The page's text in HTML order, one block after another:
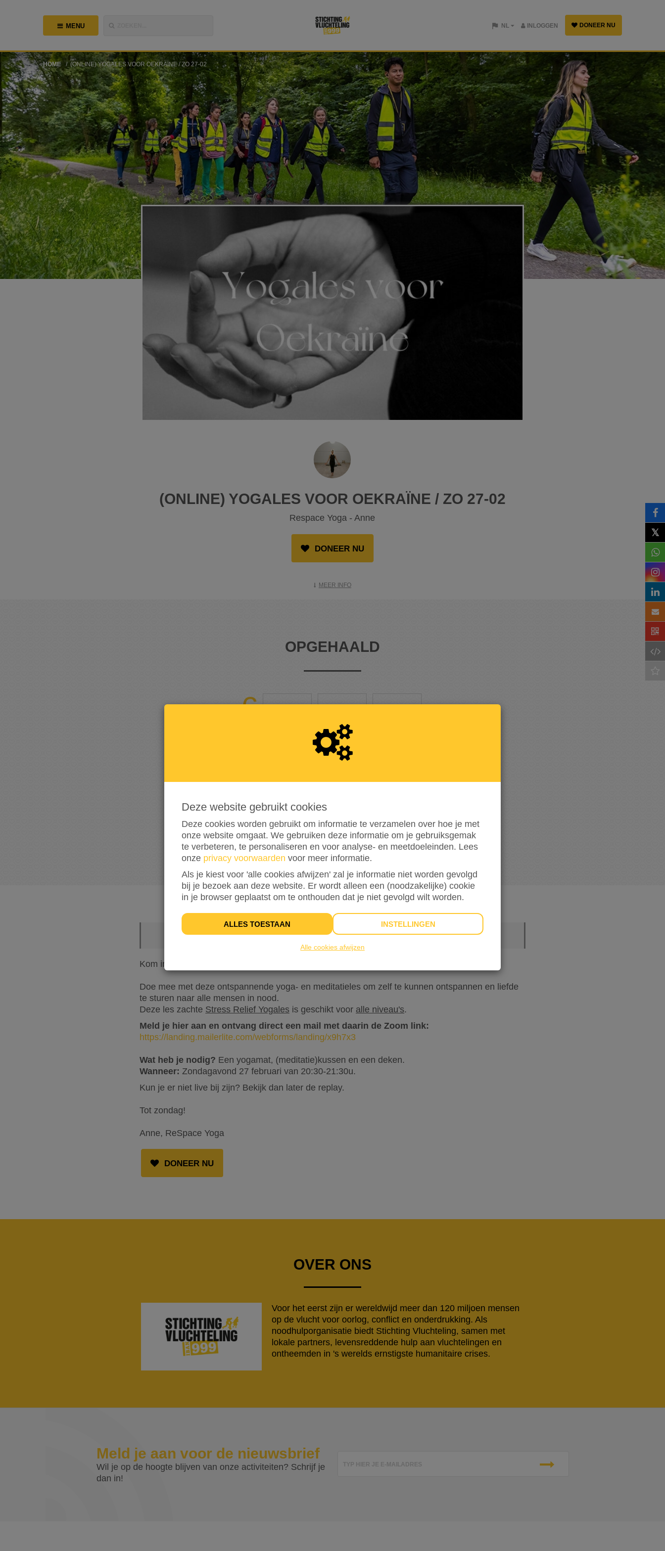
MENU DONEER NU
INLOGGEN
NL
HOME (ONLINE) YOGALES VOOR OEKRAÏNE / ZO 27-02
(ONLINE) YOGALES VOOR OEKRAÏNE / ZO 27-02
Respace Yoga - Anne
DONEER NU
MEER INFO
OPGEHAALD
2
264% bereikt van mijn streefbedrag € 200
32
DONATIES
INFO DONATEURS 32
Kom in beweging voor alle mensen in Oekraïne die nu in acute nood zijn.
Doe mee met deze ontspannende yoga- en meditatieles om zelf te kunnen ontspannen en liefde
te sturen naar alle mensen in nood.
Deze les zachte Stress Relief Yogales is geschikt voor alle niveau's.
Meld je hier aan en ontvang direct een mail met daarin de Zoom link:
https://landing.mailerlite.com/webforms/landing/x9h7x3
Wat heb je nodig? Een yogamat, (meditatie)kussen en een deken.
Wanneer: Zondagavond 27 februari van 20:30-21:30u.
Kun je er niet live bij zijn? Bekijk dan later de replay.
Tot zondag!
Anne, ReSpace Yoga
DONEER NU
OVER ONS
Voor het eerst zijn er wereldwijd meer dan 120 miljoen mensen
op de vlucht voor oorlog, conflict en onderdrukking. Als
noodhulporganisatie biedt Stichting Vluchteling, samen met
lokale partners, levensreddende hulp aan vluchtelingen en
ontheemden in 's werelds ernstigste humanitaire crises.
Meld je aan voor de nieuwsbrief
Wil je op de hoogte blijven van onze activiteiten? Schrijf je
dan in!
TYP HIER JE E-MAILADRES
𝕏
Deze website gebruikt cookies
Deze cookies worden gebruikt om informatie te verzamelen over hoe je met
onze website omgaat. We gebruiken deze informatie om je gebruiksgemak
te verbeteren, te personaliseren en voor analyse- en meetdoeleinden. Lees
onze privacy voorwaarden voor meer informatie.
Als je kiest voor 'alle cookies afwijzen' zal je informatie niet worden gevolgd
bij je bezoek aan deze website. Er wordt alleen een (noodzakelijke) cookie
in je browser geplaatst om te onthouden dat je niet gevolgd wilt worden.
ALLES TOESTAAN INSTELLINGEN
Alle cookies afwijzen